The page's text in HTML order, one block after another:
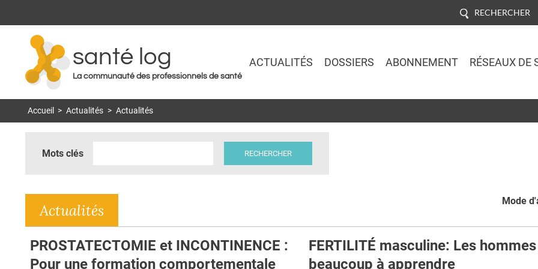
RECHERCHER
santé log
La communauté des professionnels de santé
ACTUALITÉS DOSSIERS ABONNEMENT RÉSEAUX DE
Accueil > Actualités > Actualités
Mots clés
Mode
Actualités
PROSTATECTOMIE et INCONTINENCE :
Pour une formation comportementale
FERTILITÉ masculine: Les
beaucoup à apprendre